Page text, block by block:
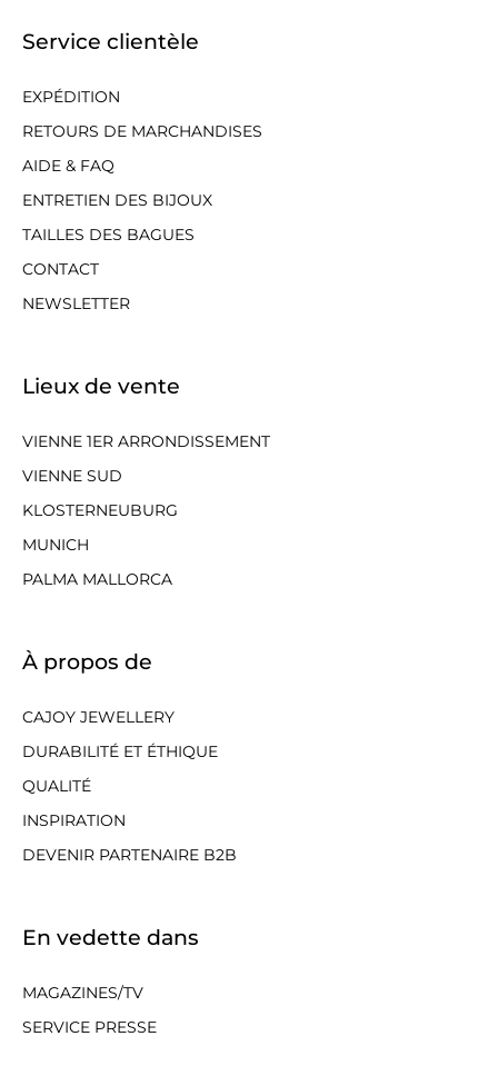
Service clientèle
EXPÉDITION
RETOURS DE MARCHANDISES
AIDE & FAQ
ENTRETIEN DES BIJOUX
TAILLES DES BAGUES
CONTACT
NEWSLETTER
Lieux de vente
VIENNE 1ER ARRONDISSEMENT
VIENNE SUD
KLOSTERNEUBURG
MUNICH
PALMA MALLORCA
À propos de
CAJOY JEWELLERY
DURABILITÉ ET ÉTHIQUE
QUALITÉ
INSPIRATION
DEVENIR PARTENAIRE B2B
En vedette dans
MAGAZINES/TV
SERVICE PRESSE